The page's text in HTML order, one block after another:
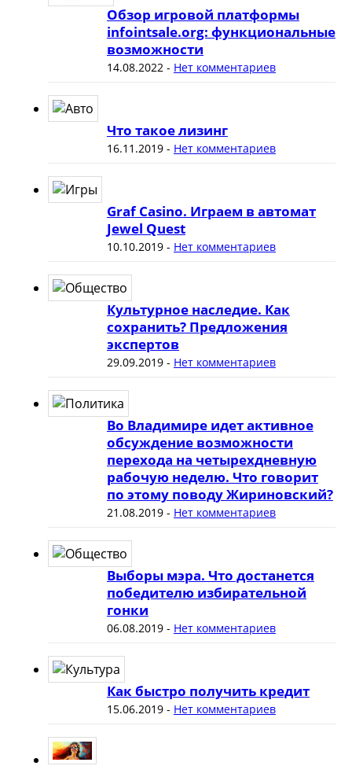
Обзор игровой платформы
infointsale.org: функциональные
возможности
14.08.2022- Нет комментариев
Что такое лизинг
16.11.2019- Нет комментариев
Graf Casino. Играем в автомат
Jewel Quest
10.10.2019- Нет комментариев
Культурное наследие. Как
сохранить? Предложения
экспертов
29.09.2019- Нет комментариев
Во Владимире идет активное
обсуждение возможности
перехода на четырехдневную
рабочую неделю. Что говорит
по этому поводу Жириновский?
21.08.2019- Нет комментариев
Выборы мэра. Что достанется
победителю избирательной
гонки
06.08.2019- Нет комментариев
Как быстро получить кредит
15.06.2019- Нет комментариев